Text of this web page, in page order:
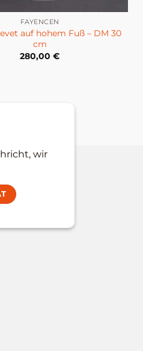
FAYENCEN
auf hohem Fuß – DM 30
cm
280,00€
wir